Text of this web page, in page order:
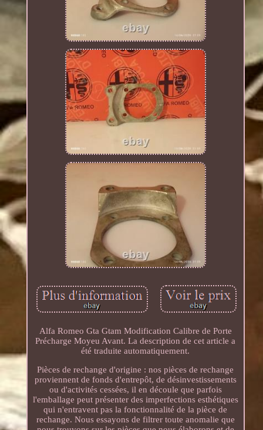
Alfa Romeo Gta Gtam Modification Calibre de Porte
Précharge Moyeu Avant. La description de cet article a
été traduite automatiquement.
Pièces de rechange d'origine : nos pièces de rechange
proviennent de fonds d'entrepôt, de désinvestissements
ou d'activités cessées, il en découle que parfois
l'emballage peut présenter des imperfections esthétiques
qui n'entravent pas la fonctionnalité de la pièce de
rechange. Nous essayons de filtrer toute anomalie que